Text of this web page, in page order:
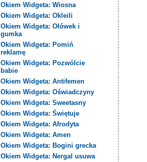
Okiem Widgeta: Wiosna
Okiem Widgeta: Okleili
Okiem Widgeta: Ołówek i
gumka
Okiem Widgeta: Pomiń
reklamę
Okiem Widgeta: Pozwólcie
babie
Okiem Widgeta: Antifemen
Okiem Widgeta: Oświadczyny
Okiem Widgeta: Sweetasny
Okiem Widgeta: Świętuje
Okiem Widgeta: Afrodyta
Okiem Widgeta: Amen
Okiem Widgeta: Bogini grecka
Okiem Widgeta: Nergal usuwa